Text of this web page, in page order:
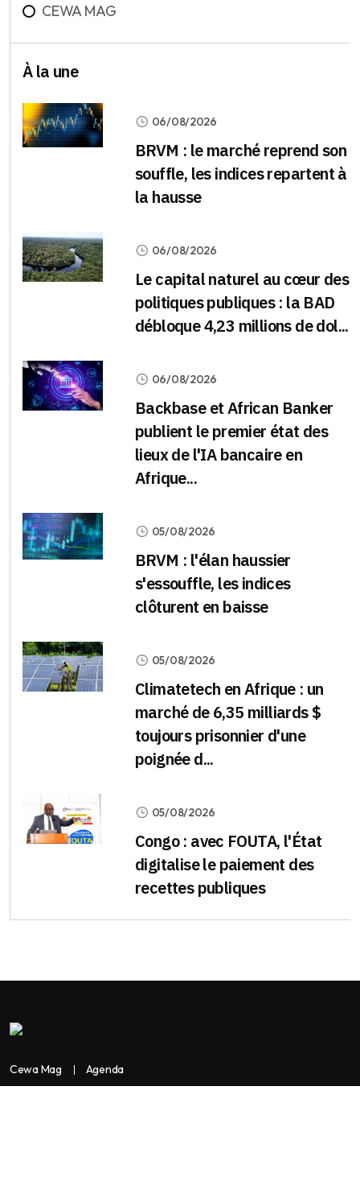
CEWA MAG
À la une
06/08/2026
BRVM : le marché reprend son
souffle, les indices repartent à
la hausse
06/08/2026
Le capital naturel au cœur des
politiques publiques : la BAD
débloque 4,23 millions de dol...
06/08/2026
Backbase et African Banker
publient le premier état des
lieux de l'IA bancaire en
Afrique...
05/08/2026
BRVM : l'élan haussier
s'essouffle, les indices
clôturent en baisse
05/08/2026
Climatetech en Afrique : un
marché de 6,35 milliards $
toujours prisonnier d'une
poignée d...
05/08/2026
Congo : avec FOUTA, l'État
digitalise le paiement des
recettes publiques
Cewa Mag Agenda